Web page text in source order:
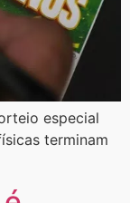
especial
terminam